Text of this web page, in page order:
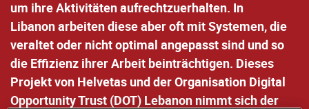
um ihre Aktivitäten aufrechtzuerhalten. In
Libanon arbeiten diese aber oft mit Systemen, die
veraltet oder nicht optimal angepasst sind und so
die Effizienz ihrer Arbeit beinträchtigen. Dieses
Projekt von Helvetas und der Organisation Digital
Opportunity Trust (DOT) Lebanon nimmt sich der